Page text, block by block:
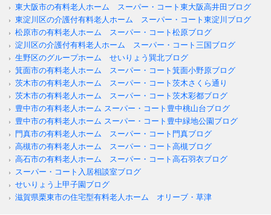
東大阪市の有料老人ホーム スーパー・コート東大阪高井田ブログ
東淀川区の介護付有料老人ホーム スーパー・コート東淀川ブログ
松原市の有料老人ホーム スーパー・コート松原ブログ
淀川区の介護付有料老人ホーム スーパー・コート三国ブログ
生野区のグループホーム せいりょう巽北ブログ
箕面市の有料老人ホーム スーパー・コート箕面小野原ブログ
茨木市の有料老人ホーム スーパー・コート茨木さくら通り
茨木市の有料老人ホーム スーパー・コート茨木彩都ブログ
豊中市の有料老人ホーム スーパー・コート豊中桃山台ブログ
豊中市の有料老人ホーム スーパー・コート豊中緑地公園ブログ
門真市の有料老人ホーム スーパー・コート門真ブログ
高槻市の有料老人ホーム スーパー・コート高槻ブログ
高石市の有料老人ホーム スーパー・コート高石羽衣ブログ
スーパー・コート入居相談室ブログ
せいりょう上甲子園ブログ
滋賀県栗東市の住宅型有料老人ホーム オリーブ・草津